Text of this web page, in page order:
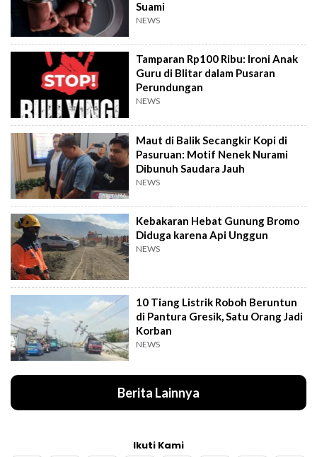
Suami
NEWS
Tamparan Rp100 Ribu: Ironi Anak
Guru di Blitar dalam Pusaran
Perundungan
NEWS
Maut di Balik Secangkir Kopi di
Pasuruan: Motif Nenek Nurami
Dibunuh Saudara Jauh
NEWS
Kebakaran Hebat Gunung Bromo
Diduga karena Api Unggun
NEWS
10 Tiang Listrik Roboh Beruntun
di Pantura Gresik, Satu Orang Jadi
Korban
NEWS
Berita Lainnya
Ikuti Kami